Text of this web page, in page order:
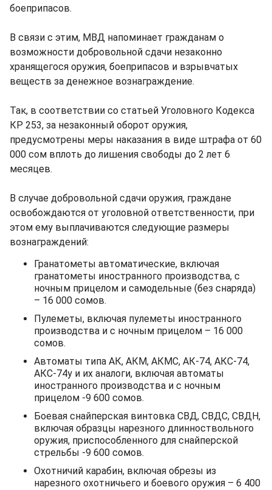
боеприпасов.
В связи с этим, МВД напоминает гражданам о
возможности добровольной сдачи незаконно
хранящегося оружия, боеприпасов и взрывчатых
веществ за денежное вознаграждение.
Так, в соответствии со статьей Уголовного Кодекса
КР 253, за незаконный оборот оружия,
предусмотрены меры наказания в виде штрафа от 60
000 сом вплоть до лишения свободы до 2 лет 6
месяцев.
В случае добровольной сдачи оружия, граждане
освобождаются от уголовной ответственности, при
этом ему выплачиваются следующие размеры
вознаграждений:
Гранатометы автоматические, включая
гранатометы иностранного производства, с
ночным прицелом и самодельные (без снаряда)
– 16 000 сомов.
Пулеметы, включая пулеметы иностранного
производства и с ночным прицелом – 16 000
сомов.
Автоматы типа АК, АКМ, АКМС, АК-74, АКС-74,
АКС-74у и их аналоги, включая автоматы
иностранного производства и с ночным
прицелом -9 600 сомов.
Боевая снайперская винтовка СВД, СВДС, СВДН,
включая образцы нарезного длинноствольного
оружия, приспособленного для снайперской
стрельбы -9 600 сомов.
Охотничий карабин, включая обрезы из
нарезного охотничьего и боевого оружия – 6 400